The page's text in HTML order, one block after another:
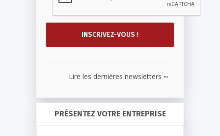
Lire les dernières newsletters ...
PRÉSENTEZ VOTRE ENTREPRISE